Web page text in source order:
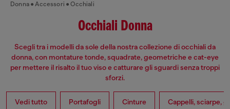
Donna Accessori Occhiali
Occhiali Donna
Scegli tra i modelli da sole della nostra collezione di occhiali da
donna, con montature tonde, squadrate, geometriche e cat-eye
per mettere il risalto il tuo viso e catturare gli sguardi senza troppi
sforzi.
Vedi tutto Portafogli Cinture Cappelli, sciarpe,